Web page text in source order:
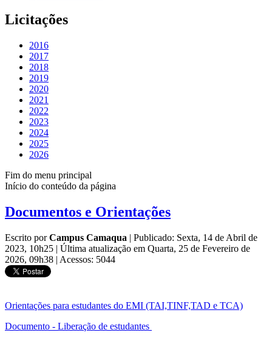
Licitações
2016
2017
2018
2019
2020
2021
2022
2023
2024
2025
2026
Fim do menu principal
Início do conteúdo da página
Documentos e Orientações
Escrito porCampus Camaqua | Publicado: Sexta, 14 de Abril de
2023, 10h25 | Última atualização em Quarta, 25 de Fevereiro de
2026, 09h38 | Acessos: 5044
Orientações para estudantes do EMI (TAI,TINF,TAD e TCA)
Documento - Liberação de estudantes